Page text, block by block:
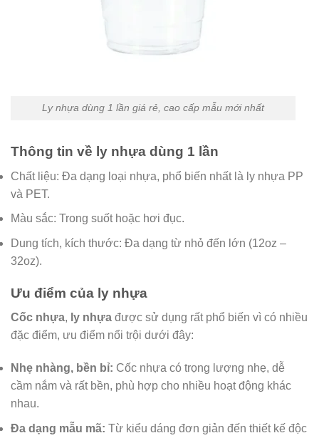
Ly nhựa dùng 1 lần giá rẻ, cao cấp mẫu mới nhất
Thông tin về ly nhựa dùng 1 lần
Chất liệu: Đa dạng loại nhựa, phổ biến nhất là ly nhựa PP
và PET.
Màu sắc: Trong suốt hoặc hơi đục.
Dung tích, kích thước: Đa dạng từ nhỏ đến lớn (12oz –
32oz).
Ưu điểm của ly nhựa
Cốc nhựa, ly nhựa được sử dụng rất phổ biến vì có nhiều
đặc điểm, ưu điểm nổi trội dưới đây:
Nhẹ nhàng, bền bỉ: Cốc nhựa có trọng lượng nhẹ, dễ
cầm nắm và rất bền, phù hợp cho nhiều hoạt động khác
nhau.
Đa dạng mẫu mã: Từ kiểu dáng đơn giản đến thiết kế độc